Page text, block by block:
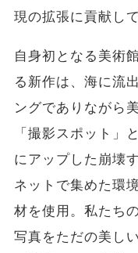
現の拡張に貢献し
自身初となる美術
る新作は、海に流
ングでありながら
「撮影スポット」
にアップした崩壊
ネットで集めた環
材を使用。私たち
写真をただの美し